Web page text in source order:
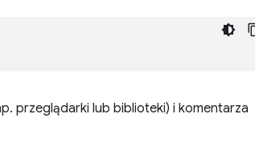
przeglądarki lub biblioteki) i komentarza